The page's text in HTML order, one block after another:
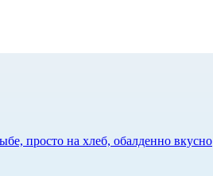
просто на хлеб, обалденно вкусно